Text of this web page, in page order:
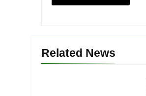
Related News